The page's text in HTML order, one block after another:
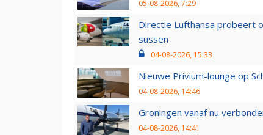
05-08-2026, 7:29
Directie Lufthansa probeert
sussen
04-08-2026, 15:33
Nieuwe Privium-lounge op
04-08-2026, 14:46
Groningen vanaf nu
04-08-2026, 14:41